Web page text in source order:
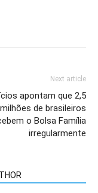
Next article
apontam que 2,5
milhões de brasileiros
o Bolsa Família
irregularmente